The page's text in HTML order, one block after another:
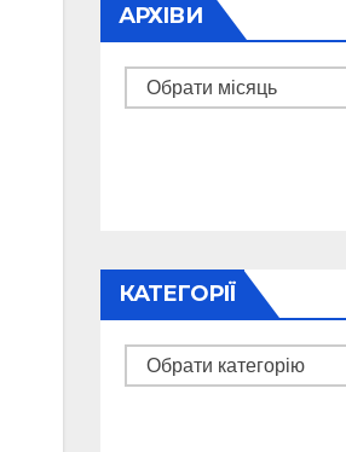
АРХІВИ
Архіви
КАТЕГОРІЇ
Категорії